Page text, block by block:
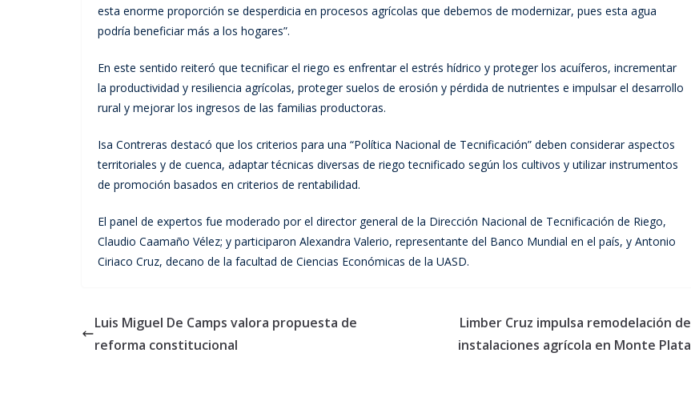
esta enorme proporción se desperdicia en procesos agrícolas que debemos de modernizar, pues esta agua
podría beneficiar más a los hogares”.
En este sentido reiteró que tecnificar el riego es enfrentar el estrés hídrico y proteger los acuíferos, incrementar
la productividad y resiliencia agrícolas, proteger suelos de erosión y pérdida de nutrientes e impulsar el desarrollo
rural y mejorar los ingresos de las familias productoras.
Isa Contreras destacó que los criterios para una “Política Nacional de Tecnificación” deben considerar aspectos
territoriales y de cuenca, adaptar técnicas diversas de riego tecnificado según los cultivos y utilizar instrumentos
de promoción basados en criterios de rentabilidad.
El panel de expertos fue moderado por el director general de la Dirección Nacional de Tecnificación de Riego,
Claudio Caamaño Vélez; y participaron Alexandra Valerio, representante del Banco Mundial en el país, y Antonio
Ciriaco Cruz, decano de la facultad de Ciencias Económicas de la UASD.
Luis Miguel De Camps valora propuesta de
reforma constitucional
Limber Cruz impulsa remodelación de
instalaciones agrícola en Monte Plata